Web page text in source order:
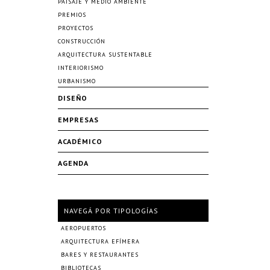
PREMIOS
PROYECTOS
CONSTRUCCIÓN
ARQUITECTURA SUSTENTABLE
INTERIORISMO
URBANISMO
DISEÑO
EMPRESAS
ACADÉMICO
AGENDA
NAVEGÁ POR TIPOLOGÍAS
AEROPUERTOS
ARQUITECTURA EFÍMERA
BARES Y RESTAURANTES
BIBLIOTECAS